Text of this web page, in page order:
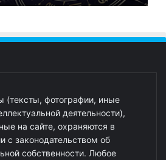
(тексты, фотографии, иные
деятельности),
на сайте, охраняются в
с законодательством об
собственности. Любое